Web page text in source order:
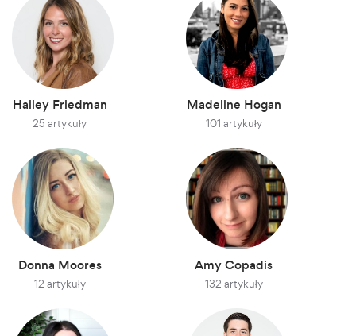
Hailey Friedman
25 artykuły
Madeline Hogan
101 artykuły
Donna Moores
12 artykuły
Amy Copadis
132 artykuły